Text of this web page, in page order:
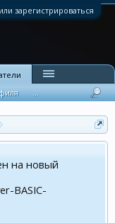
зарегистрироваться
на новый
BASIC-
...